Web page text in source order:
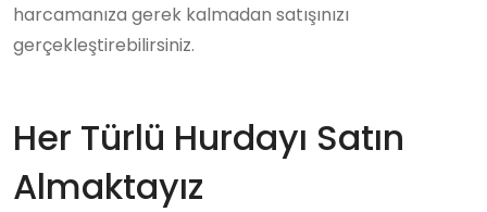
harcamanıza gerek kalmadan satışınızı
gerçekleştirebilirsiniz.
Her Türlü Hurdayı Satın
Almaktayız